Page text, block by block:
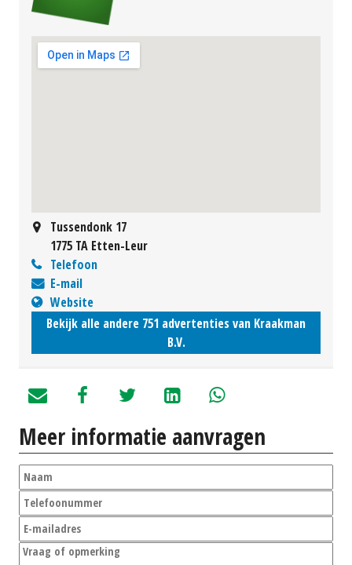
Tussendonk 17
1775 TA Etten-Leur
Telefoon
E-mail
Website
Bekijk alle andere 751 advertenties van Kraakman
B.V.
Meer informatie aanvragen